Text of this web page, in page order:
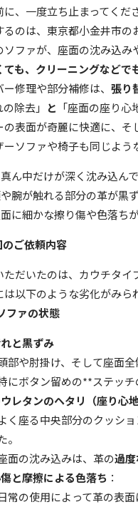
、一度立ち止まってくだ
のは、東京都小金井市
ソファが、座面の沈み込
ても、クリーニングなどで
修理や部分補修は、 張り
除去」 と 「座面の座り
の表面が奇麗に快適に、そ
ーソファや椅子も同じよ
ん中だけが深く沈み込ん
腕が触れる部分の革が黒
に細かな擦り傷や色落ち
のご依頼内容
だいたのは、カウチタイ
以下のような劣化がみら
ファの状態
と黒ずみ
部や肘掛け、そして座面
にボタン留めの**ステッチ
レタンのヘタリ（座り心地
く座る中央部分のクッシ
。
面の沈み込みは、革の過
と摩擦による色落ち ：
常の使用によって革の表